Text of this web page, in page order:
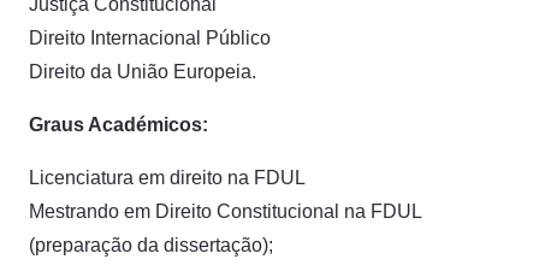
Direito Internacional Público
Direito da União Europeia.
Graus Académicos:
Licenciatura em direito na FDUL
Mestrando em Direito Constitucional na FDUL
(preparação da dissertação);